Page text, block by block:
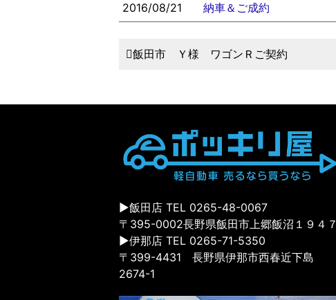
2016/08/21 納車＆ご成約
飯田市 Ｙ様 ワゴンＲご契約
▶飯田店 TEL 0265-48-0067
〒395-0002長野県飯田市上郷飯沼１９４７
▶伊那店 TEL 0265-71-5350
〒399-4431 長野県伊那市西春近下島
2674-1